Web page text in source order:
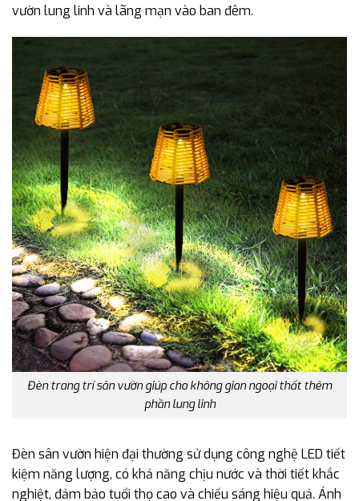
vườn lung linh và lãng mạn vào ban đêm.
Đèn trang trí sân vườn giúp cho không gian ngoại thất thêm
phần lung linh
Đèn sân vườn hiện đại thường sử dụng công nghệ LED tiết
kiệm năng lượng, có khả năng chịu nước và thời tiết khắc
nghiệt, đảm bảo tuổi thọ cao và chiếu sáng hiệu quả. Ánh